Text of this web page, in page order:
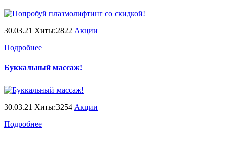
30.03.21 Хиты:2822 Акции
Подробнее
Буккальный массаж!
30.03.21 Хиты:3254 Акции
Подробнее